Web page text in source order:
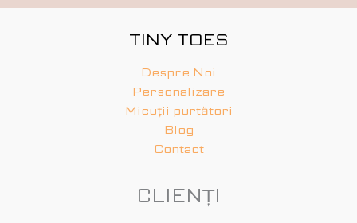
TINY TOES
Despre Noi
Personalizare
Micuții purtători
Blog
Contact
CLIENȚI